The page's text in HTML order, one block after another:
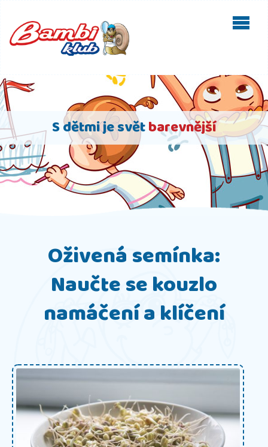
S dětmi je světbarevnější
Oživená semínka:
Naučte se kouzlo
namáčení a klíčení